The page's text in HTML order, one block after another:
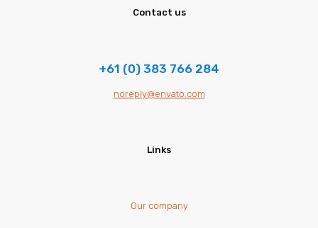
Contact us
+61 (0) 383 766 284
noreply@envato.com
Links
Our company